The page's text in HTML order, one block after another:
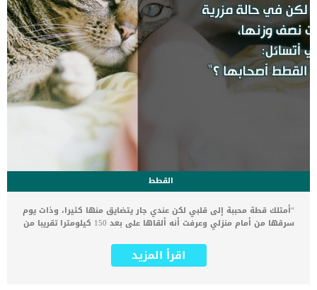
القطط
“أمتلك قطة محببة إلى قلبي لكن عندي جار يتضايق منها كثيرا، وذات يوم
سرقها من أمام منزلي وعرفت أنه ألقاها على بعد 150 كيلومترا تقريبا من
مزرية وقد فقدت نصف وزنها، مما جعلني أتسائل: هل تتذكر القطط
أصحابها ؟” وصلتنا هذه الرسالة من أحد متابعي موقع دليل العيادات
اقرأ المزيد